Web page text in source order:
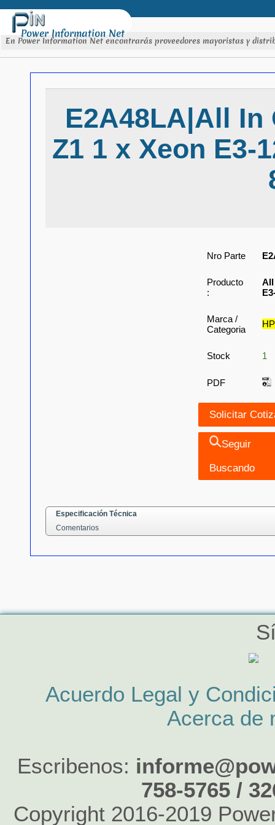
Power Information Net
En Power Information Net encontrarás proveedores mayoristas y
E2A48LA|All In
Z1 1 x Xeon E3-
Nro Parte
Producto
:
All
Marca /
Categoria
HP
Stock 1
PDF
Seguir
Buscando
Especificación Técnica
Comentarios
Acuerdo Legal y
Acerca de
Escribenos:
758-5765 /
Copyright 2016-2019